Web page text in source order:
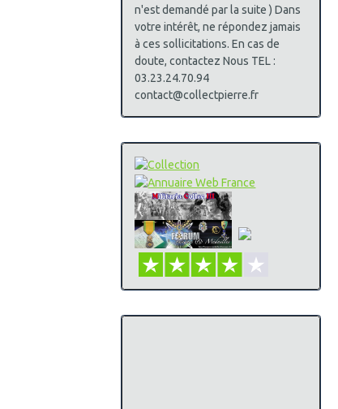
n'est demandé par la suite ) Dans
votre intérêt, ne répondez jamais
à ces sollicitations. En cas de
doute, contactez Nous TEL :
03.23.24.70.94
contact@collectpierre.fr